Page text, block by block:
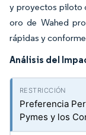
y proyectos piloto
oro de Wahed
rápidas y
Análisis del
Preferencia
Pymes y los